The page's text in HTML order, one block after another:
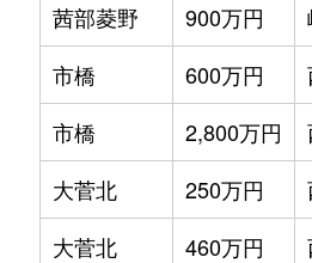
茜部菱野
900万円
市橋
600万円
市橋
2,800万円
大菅北
250万円
大菅北
460万円